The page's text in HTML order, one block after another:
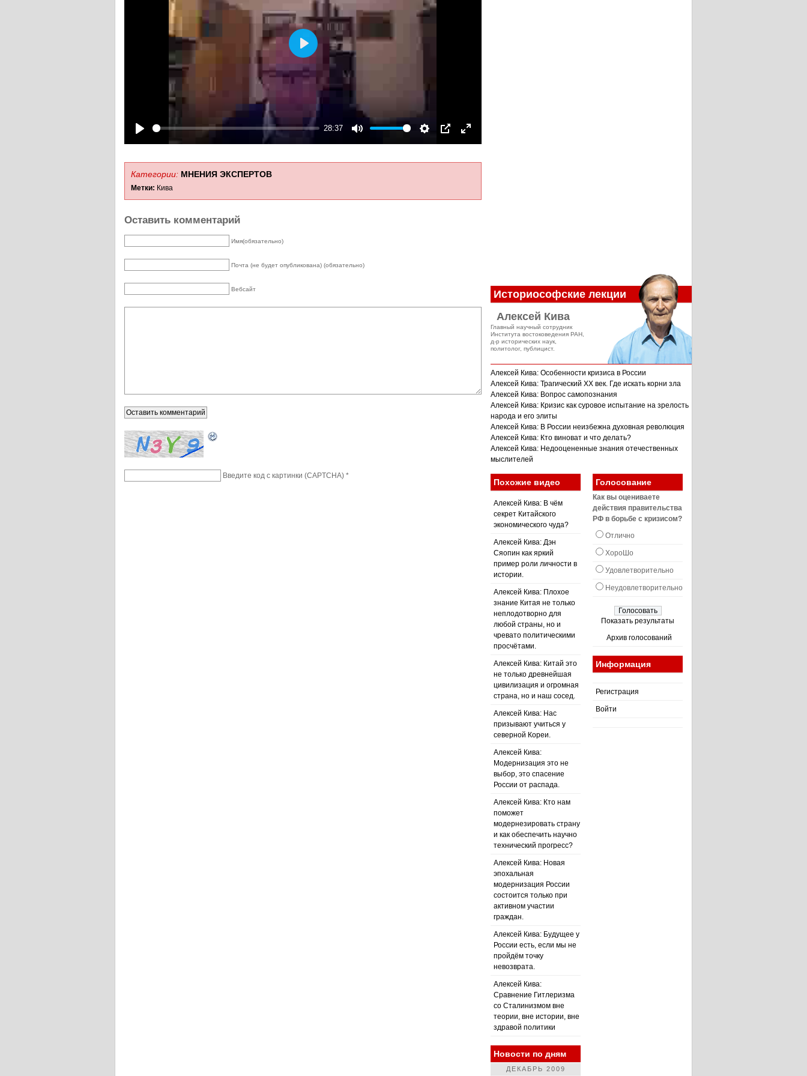
28:37
Play
Категории: МНЕНИЯ ЭКСПЕРТОВ
Метки: Кива
Оставить комментарий
Имя(обязательно)
Почта (не будет опубликована) (обязательно)
Вебсайт
Введите код с картинки (CAPTCHA) *
Историософские лекции
Алексей Кива
Главный научный сотрудник
Института востоковедения РАН,
д-р исторических наук,
политолог, публицист.
Алексей Кива: Особенности кризиса в России
Алексей Кива: Трагический XX век. Где искать корни зла
Алексей Кива: Вопрос самопознания
Алексей Кива: Кризис как суровое испытание на зрелость
народа и его элиты
Алексей Кива: В России неизбежна духовная революция
Алексей Кива: Кто виноват и что делать?
Алексей Кива: Недооцененные знания отечественных
мыслителей
Похожие видео
Алексей Кива: В чём
секрет Китайского
экономического чуда?
Алексей Кива: Дэн
Сяопин как яркий
пример роли личности в
истории.
Алексей Кива: Плохое
знание Китая не только
неплодотворно для
любой страны, но и
чревато политическими
просчётами.
Алексей Кива: Китай это
не только древнейшая
цивилизация и огромная
страна, но и наш сосед.
Алексей Кива: Нас
призывают учиться у
северной Кореи.
Алексей Кива:
Модернизация это не
выбор, это спасение
России от распада.
Алексей Кива: Кто нам
поможет
модернезировать страну
и как обеспечить научно
технический прогресс?
Алексей Кива: Новая
эпохальная
модернизация России
состоится только при
активном участии
граждан.
Алексей Кива: Будущее у
России есть, если мы не
пройдём точку
невозврата.
Алексей Кива:
Сравнение Гитлеризма
со Сталинизмом вне
теории, вне истории, вне
здравой политики
Новости по дням
ДЕКАБРЬ 2009
Голосование
Как вы оцениваете
действия правительства
РФ в борьбе с кризисом?
Отлично
ХороШо
Удовлетворительно
Неудовлетворительно
Показать результаты
Архив голосований
Информация
Регистрация
Войти